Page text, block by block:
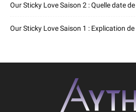
Our Sticky Love Saison 2 : Quelle date
Our Sticky Love Saison 1 : Explication de